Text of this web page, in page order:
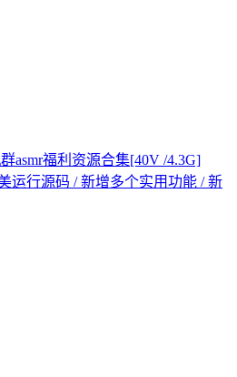
asmr福利资源合集[40V /4.3G]